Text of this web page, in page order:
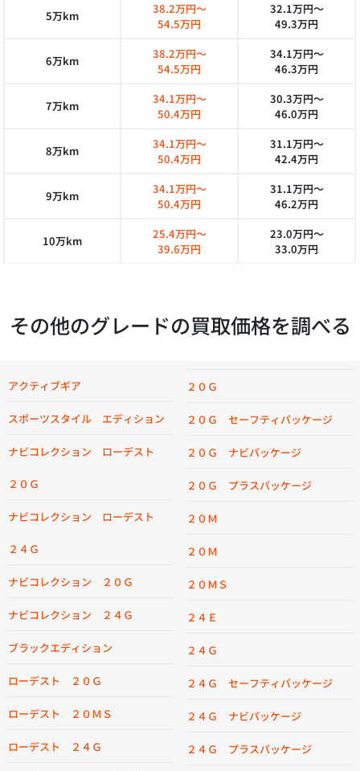
5万km
38.2万円～
54.5万円
32.1万円～
49.3万円
6万km
38.2万円～
54.5万円
34.1万円～
46.3万円
7万km
34.1万円～
50.4万円
30.3万円～
46.0万円
8万km
34.1万円～
50.4万円
31.1万円～
42.4万円
9万km
34.1万円～
50.4万円
31.1万円～
46.2万円
10万km
25.4万円～
39.6万円
23.0万円～
33.0万円
その他のグレードの買取価格を調べる
アクティブギア
スポーツスタイル エディション
ナビコレクション ローデスト
２０Ｇ
ナビコレクション ローデスト
２４Ｇ
ナビコレクション ２０Ｇ
ナビコレクション ２４Ｇ
ブラックエディション
ローデスト ２０Ｇ
ローデスト ２０ＭＳ
ローデスト ２４Ｇ
２０Ｇ
２０Ｇ セーフティパッケージ
２０Ｇ ナビパッケージ
２０Ｇ プラスパッケージ
２０Ｍ
２０Ｍ
２０ＭＳ
２４Ｅ
２４Ｇ
２４Ｇ セーフティパッケージ
２４Ｇ ナビパッケージ
２４Ｇ プラスパッケージ